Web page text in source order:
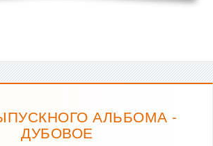
АЛЬБОМА -
ДУБОВОЕ